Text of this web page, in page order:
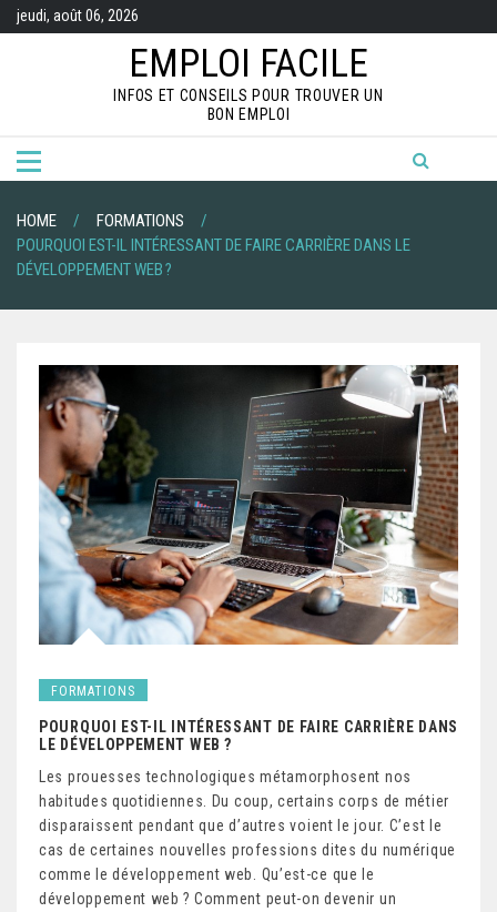
t
jeudi, août 06, 2026
EMPLOI FACILE
INFOS ET CONSEILS POUR TROUVER UN
BON EMPLOI
HOME
FORMATIONS
POURQUOI EST-IL INTÉRESSANT DE FAIRE CARRIÈRE DANS LE
DÉVELOPPEMENT WEB ?
FORMATIONS
POURQUOI EST-IL INTÉRESSANT DE FAIRE CARRIÈRE DANS
LE DÉVELOPPEMENT WEB ?
Les prouesses technologiques métamorphosent nos
habitudes quotidiennes. Du coup, certains corps de métier
disparaissent pendant que d’autres voient le jour. C’est le
cas de certaines nouvelles professions dites du numérique
comme le développement web. Qu’est-ce que le
développement web ? Comment peut-on devenir un